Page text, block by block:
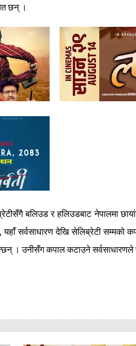
छन् ।
बलिउड र हलिउडबाट नेपालमा
यहाँ सर्वसाधारण देखि सेलिब्रेटी
। उनीसँग कपाल कटाउने